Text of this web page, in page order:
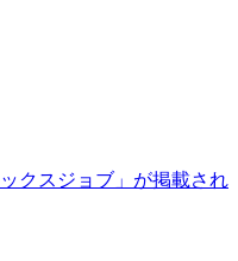
クスジョブ」が掲載され